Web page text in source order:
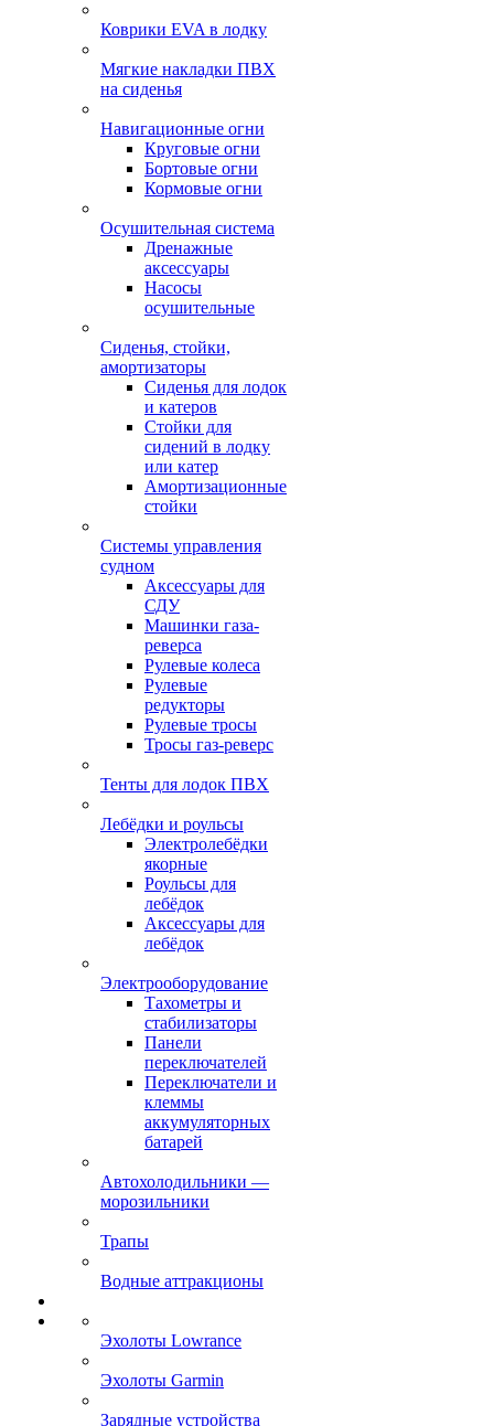
Коврики EVA в лодку
Мягкие накладки ПВХ
на сиденья
Навигационные огни
Круговые огни
Бортовые огни
Кормовые огни
Осушительная система
Дренажные
аксессуары
Насосы
осушительные
Сиденья, стойки,
амортизаторы
Сиденья для лодок
и катеров
Стойки для
сидений в лодку
или катер
Амортизационные
стойки
Системы управления
судном
Аксессуары для
СДУ
Машинки газа-
реверса
Рулевые колеса
Рулевые
редукторы
Рулевые тросы
Тросы газ-реверс
Тенты для лодок ПВХ
Лебёдки и роульсы
Электролебёдки
якорные
Роульсы для
лебёдок
Аксессуары для
лебёдок
Электрооборудование
Тахометры и
стабилизаторы
Панели
переключателей
Переключатели и
клеммы
аккумуляторных
батарей
Автохолодильники —
морозильники
Трапы
Водные аттракционы
Эхолоты Lowrance
Эхолоты Garmin
Зарядные устройства